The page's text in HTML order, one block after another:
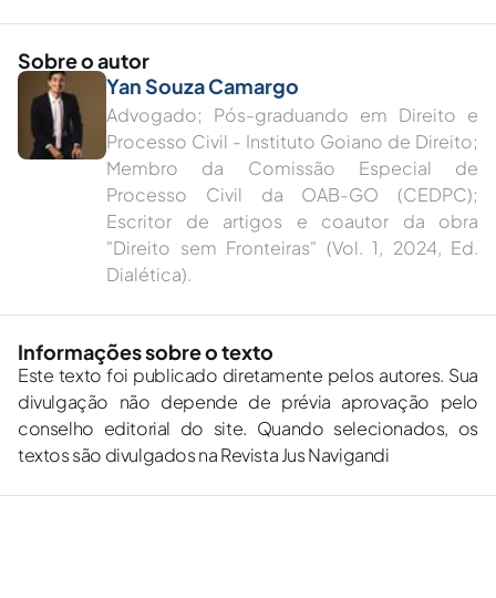
Sobre o autor
Yan Souza Camargo
Advogado; Pós-graduando em Direito e
Processo Civil - Instituto Goiano de Direito;
Membro da Comissão Especial de
Processo Civil da OAB-GO (CEDPC);
Escritor de artigos e coautor da obra
"Direito sem Fronteiras" (Vol. 1, 2024, Ed.
Dialética).
Informações sobre o texto
Este texto foi publicado diretamente pelos autores. Sua
divulgação não depende de prévia aprovação pelo
conselho editorial do site. Quando selecionados, os
textos são divulgados na Revista Jus Navigandi